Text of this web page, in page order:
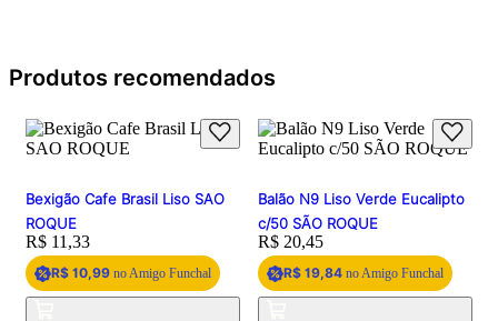
Produtos recomendados
Bexigão Cafe Brasil Liso SAO
ROQUE
Price:
R$ 11,33
R$ 10,99 no Amigo Funchal
Balão N9 Liso Verde Eucalipto
c/50 SÃO ROQUE
Price:
R$ 20,45
R$ 19,84 no Amigo Funchal